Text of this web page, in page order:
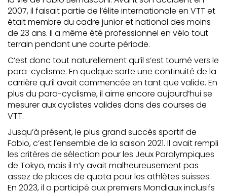
2007, il faisait partie de l’élite internationale en VTT et
était membre du cadre junior et national des moins
de 23 ans. Il a même été professionnel en vélo tout
terrain pendant une courte période.
C’est donc tout naturellement qu’il s’est tourné vers le
para-cyclisme. En quelque sorte une continuité de la
carrière qu’il avait commencée en tant que valide. En
plus du para-cyclisme, il aime encore aujourd’hui se
mesurer aux cyclistes valides dans des courses de
VTT.
Jusqu’à présent, le plus grand succès sportif de
Fabio, c’est l’ensemble de la saison 2021. Il avait rempli
les critères de sélection pour les Jeux Paralympiques
de Tokyo, mais il n’y avait malheureusement pas
assez de places de quota pour les athlètes suisses.
En 2023, il a participé aux premiers Mondiaux inclusifs